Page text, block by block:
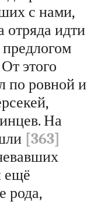
с нами,
отряда идти
предлогом
этого
по ровной и
На
[363]
ещё
рода,